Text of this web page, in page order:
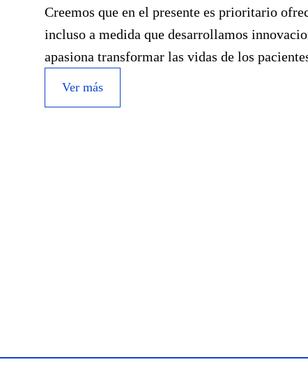
Creemos que en el presente es prioritario
incluso a medida que desarrollamos
apasiona transformar las vidas de los
Ver más